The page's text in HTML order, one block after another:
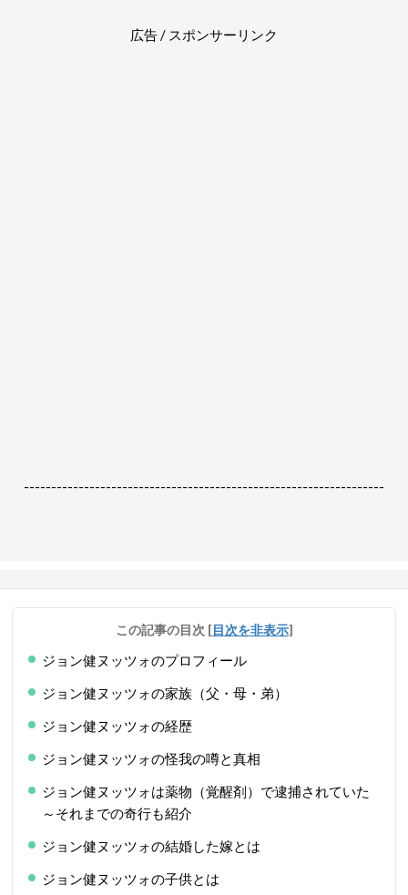
広告 / スポンサーリンク
------------------------------------------------------------------
この記事の目次 [目次を非表示]
ジョン健ヌッツォのプロフィール
ジョン健ヌッツォの家族（父・母・弟）
ジョン健ヌッツォの経歴
ジョン健ヌッツォの怪我の噂と真相
ジョン健ヌッツォは薬物（覚醒剤）で逮捕されていた
～それまでの奇行も紹介
ジョン健ヌッツォの結婚した嫁とは
ジョン健ヌッツォの子供とは